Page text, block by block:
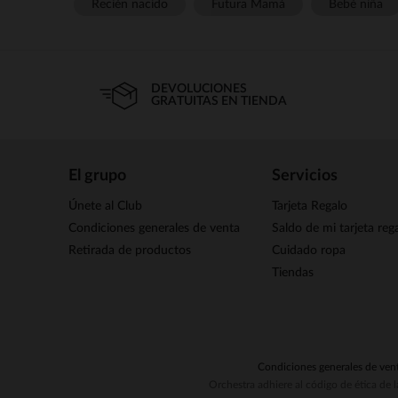
DEVOLUCIONES
GRATUITAS EN TIENDA
El grupo
Únete al Club
Condiciones generales de venta
Retirada de productos
Servicios
Tarjeta Regalo
Saldo de mi tarjeta
Cuidado ropa
Tiendas
Condiciones generales de